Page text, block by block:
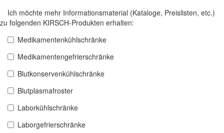
Ich möchte mehr Informationsmaterial (Kataloge, Preislisten, etc.)
zu folgenden KIRSCH-Produkten erhalten:
Medikamentenkühlschränke
Medikamentengefrierschränke
Blutkonservenkühlschränke
Blutplasmafroster
Laborkühlschränke
Laborgefrierschränke